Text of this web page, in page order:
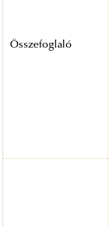
Összefoglaló